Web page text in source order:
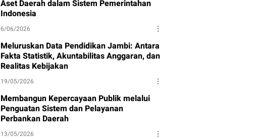
Aset Daerah dalam Sistem Pemerintahan
Indonesia
6/06/2026
Meluruskan Data Pendidikan Jambi: Antara
Fakta Statistik, Akuntabilitas Anggaran, dan
Realitas Kebijakan
19/05/2026
Membangun Kepercayaan Publik melalui
Penguatan Sistem dan Pelayanan
Perbankan Daerah
13/05/2026